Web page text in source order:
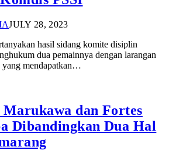
JULY 28, 2023
hasil sidang komite disiplin
dua pemainnya dengan larangan
yang mendapatkan…
dan Fortes
Dibandingkan Dua Hal